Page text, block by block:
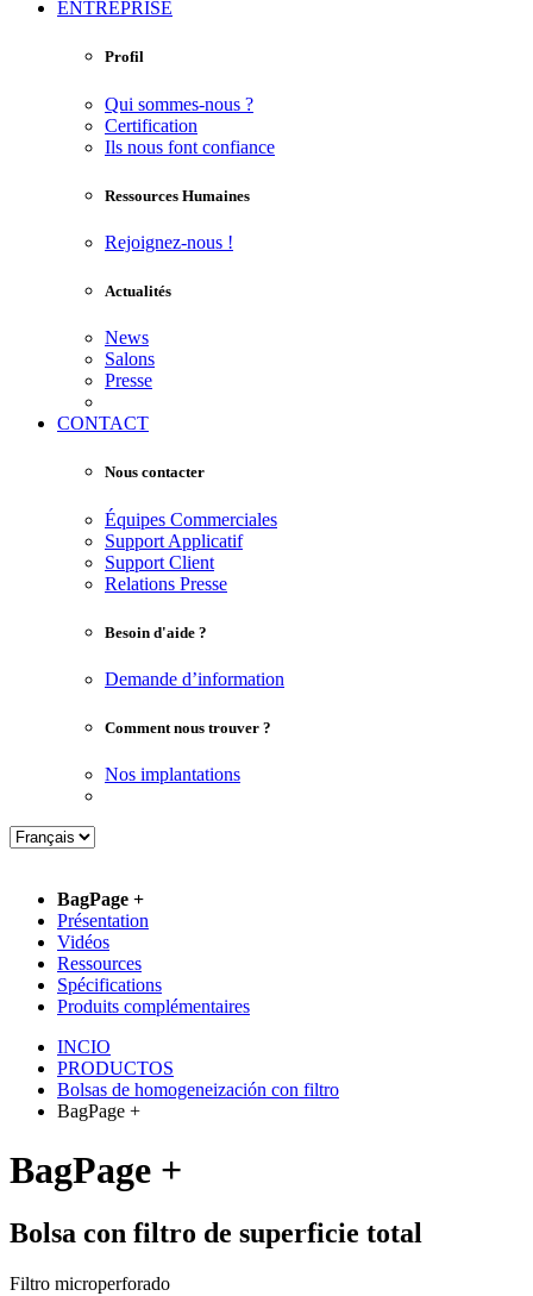
ENTREPRISE
Profil
Qui sommes-nous ?
Certification
Ils nous font confiance
Ressources Humaines
Rejoignez-nous !
Actualités
News
Salons
Presse
CONTACT
Nous contacter
Équipes Commerciales
Support Applicatif
Support Client
Relations Presse
Besoin d'aide ?
Demande d’information
Comment nous trouver ?
Nos implantations
BagPage +
Présentation
Vidéos
Ressources
Spécifications
Produits complémentaires
INCIO
PRODUCTOS
Bolsas de homogeneización con filtro
BagPage +
BagPage +
Bolsa con filtro de superficie total
Filtro microperforado